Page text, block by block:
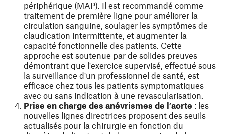
périphérique (MAP). Il est recommandé comme
traitement de première ligne pour améliorer la
circulation sanguine, soulager les symptômes de
claudication intermittente, et augmenter la
capacité fonctionnelle des patients. Cette
approche est soutenue par de solides preuves
démontrant que l'exercice supervisé, effectué sous
la surveillance d'un professionnel de santé, est
efficace chez tous les patients symptomatiques
avec ou sans indication à une revascularisation.
Prise en charge des anévrismes de l’aorte : les
nouvelles lignes directrices proposent des seuils
actualisés pour la chirurgie en fonction du